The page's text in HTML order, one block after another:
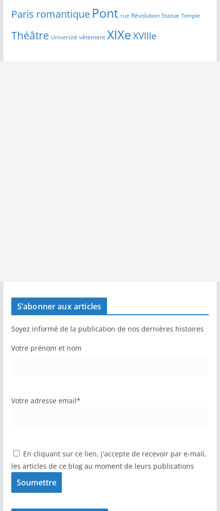
Paris romantique Pont rue Révolution Statue Temple
Théâtre Université vêtement XIXeXVIIIe
S’abonner aux articles
Soyez informé de la publication de nos dernières histoires
Votre prénom et nom
Votre adresse email*
En cliquant sur ce lien, j'accepte de recevoir par e-mail,
les articles de ce blog au moment de leurs publications